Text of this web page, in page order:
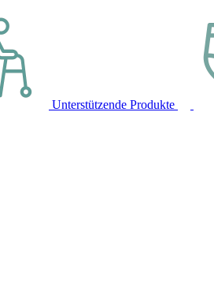
Unterstützende Produkte